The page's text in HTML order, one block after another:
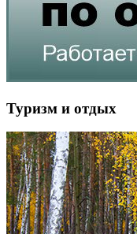
Туризм и отдых